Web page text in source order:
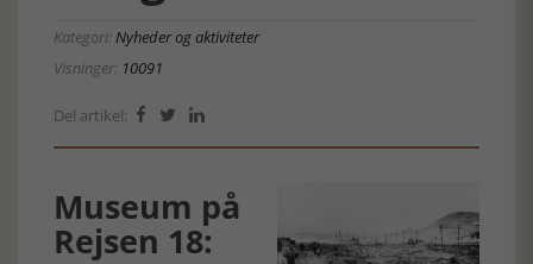
Kategori:Nyheder og aktiviteter
Visninger: 10091
Del artikel:   
Museum på
Rejsen 18: